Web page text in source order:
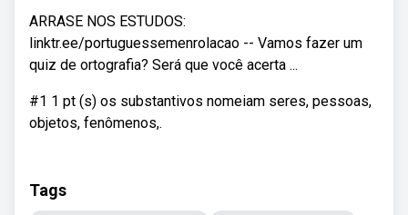
ARRASE NOS ESTUDOS:
linktr.ee/portuguessemenrolacao -- Vamos fazer um
quiz de ortografia? Será que você acerta ...
#1 1 pt (s) os substantivos nomeiam seres, pessoas,
objetos, fenômenos,.
Tags